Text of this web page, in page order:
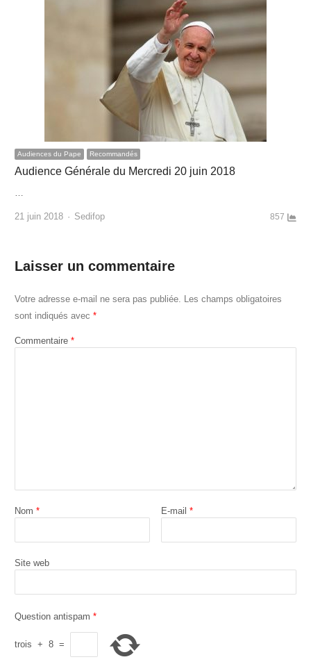
Audiences du Pape Recommandés
Audience Générale du Mercredi 20 juin 2018
…
21 juin 2018 Author
Sedifop 857
Laisser un commentaire
Votre adresse e-mail ne sera pas publiée.
Les champs obligatoires
sont indiqués avec *
Commentaire *
Nom * E-mail*
Site web
Question antispam *
trois + 8 =